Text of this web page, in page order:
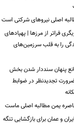
اصلی نیروهای شرکتی است
فراتر از مرزها | پهپادهای
را به قلب سرزمین‌های
پنهان سنددار شدن بخش
تجدیدنظر در ضوابط
یمن مطالبه اصلی ماست
و عمان برای بازگشایی تنگه